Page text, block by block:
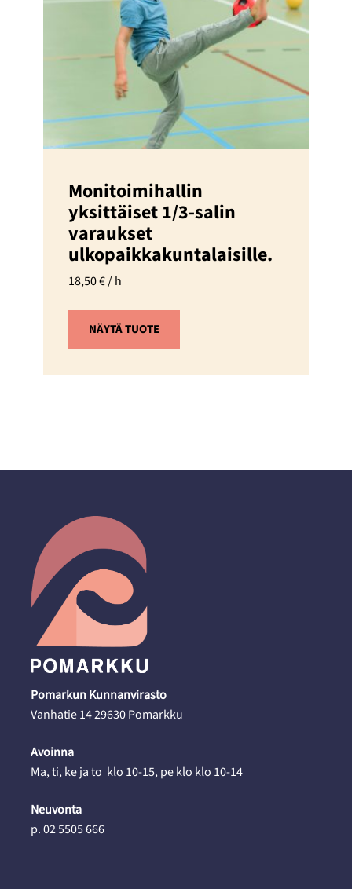
Monitoimihallin
yksittäiset 1/3-salin
varaukset
ulkopaikkakuntalaisille.
18,50€/ h
NÄYTÄ TUOTE
Pomarkun Kunnanvirasto
Vanhatie 14 29630 Pomarkku
Avoinna
Ma, ti, ke ja to klo 10-15, pe klo klo 10-14
Neuvonta
p. 02 5505 666